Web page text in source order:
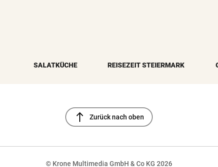
SALATKÜCHE REISEZEIT STEIERMARK
north Zurück nach oben
© Krone Multimedia GmbH & Co KG 2026